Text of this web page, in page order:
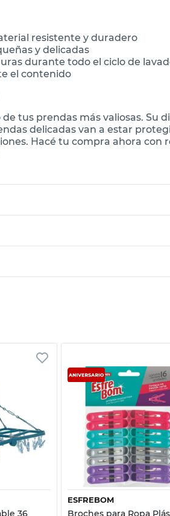
resistente y duradero
y delicadas
durante todo el ciclo de
el contenido
tus prendas más valiosas. Su
delicadas van a estar
Hacé tu compra ahora con
36
Vista rápida
ESFREBOM
Broches para Ropa